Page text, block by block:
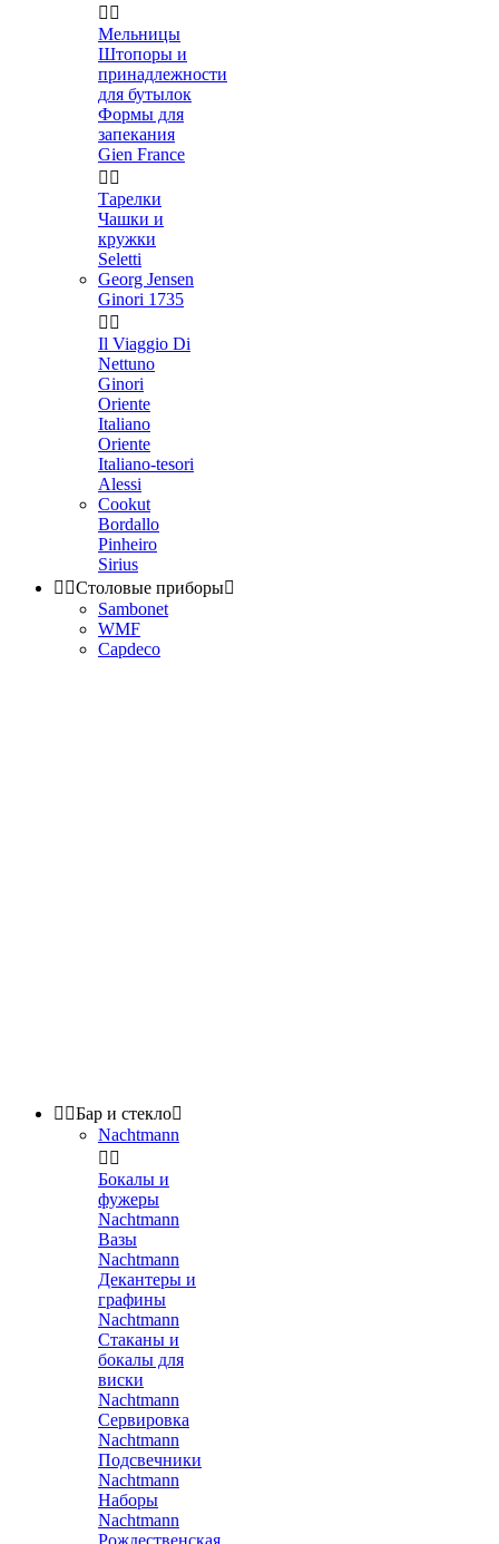
 
Мельницы
Штопоры и
принадлежности
для бутылок
Формы для
запекания
Gien France
 
Тарелки
Чашки и
кружки
Seletti
Georg Jensen
Ginori 1735
 
Il Viaggio Di
Nettuno
Ginori
Oriente
Italiano
Oriente
Italiano-tesori
Alessi
Cookut
Bordallo
Pinheiro
Sirius
 Столовые приборы
Sambonet
WMF
Capdeco
 Бар и стекло
Nachtmann
 
Бокалы и
фужеры
Nachtmann
Вазы
Nachtmann
Декантеры и
графины
Nachtmann
Стаканы и
бокалы для
виски
Nachtmann
Сервировка
Nachtmann
Подсвечники
Nachtmann
Наборы
Nachtmann
Рождественская